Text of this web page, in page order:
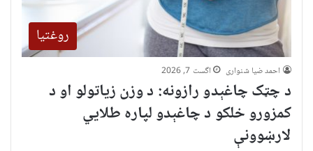
روغتیا
احمد ضیا شنواری اگست 7, 2026
د چټک چاغېدو رازونه: د وزن زیاتولو او د
کمزورو خلکو د چاغېدو لپاره طلایي
لارښوونې